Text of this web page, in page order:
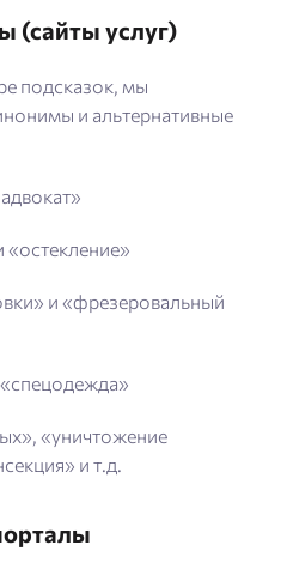
(сайты услуг)
подсказок, мы
и альтернативные
«остекление»
и «фрезеровальный
«уничтожение
и т.д.